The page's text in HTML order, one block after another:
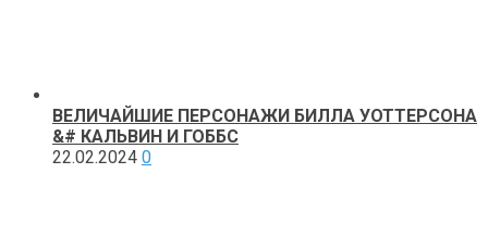
ВЕЛИЧАЙШИЕ ПЕРСОНАЖИ БИЛЛА УОТТЕРСОНА
&# КАЛЬВИН И ГОББС
22.02.2024 0